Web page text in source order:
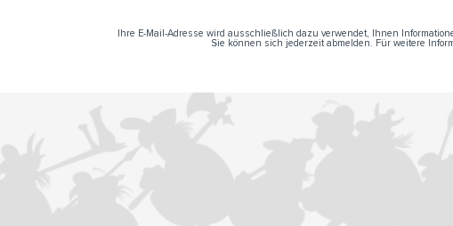
Ihre E-Mail-Adresse wird ausschließlich dazu verwendet, Ihnen
Sie können sich jederzeit abmelden. Für weitere